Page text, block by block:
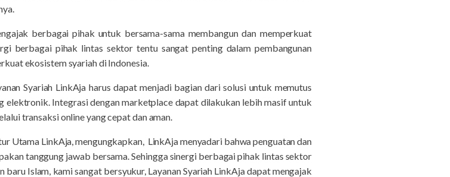
berbagai pihak untuk bersama-sama membangun dan memperkuat
berbagai pihak lintas sektor tentu sangat penting dalam pembangunan
ekosistem syariah di Indonesia.
Syariah LinkAja harus dapat menjadi bagian dari solusi untuk memutus
elektronik. Integrasi dengan marketplace dapat dilakukan lebih masif untuk
transaksi online yang cepat dan aman.
Utama LinkAja, mengungkapkan, LinkAja menyadari bahwa penguatan dan
tanggung jawab bersama. Sehingga sinergi berbagai pihak lintas sektor
Islam, kami sangat bersyukur, Layanan Syariah LinkAja dapat mengajak